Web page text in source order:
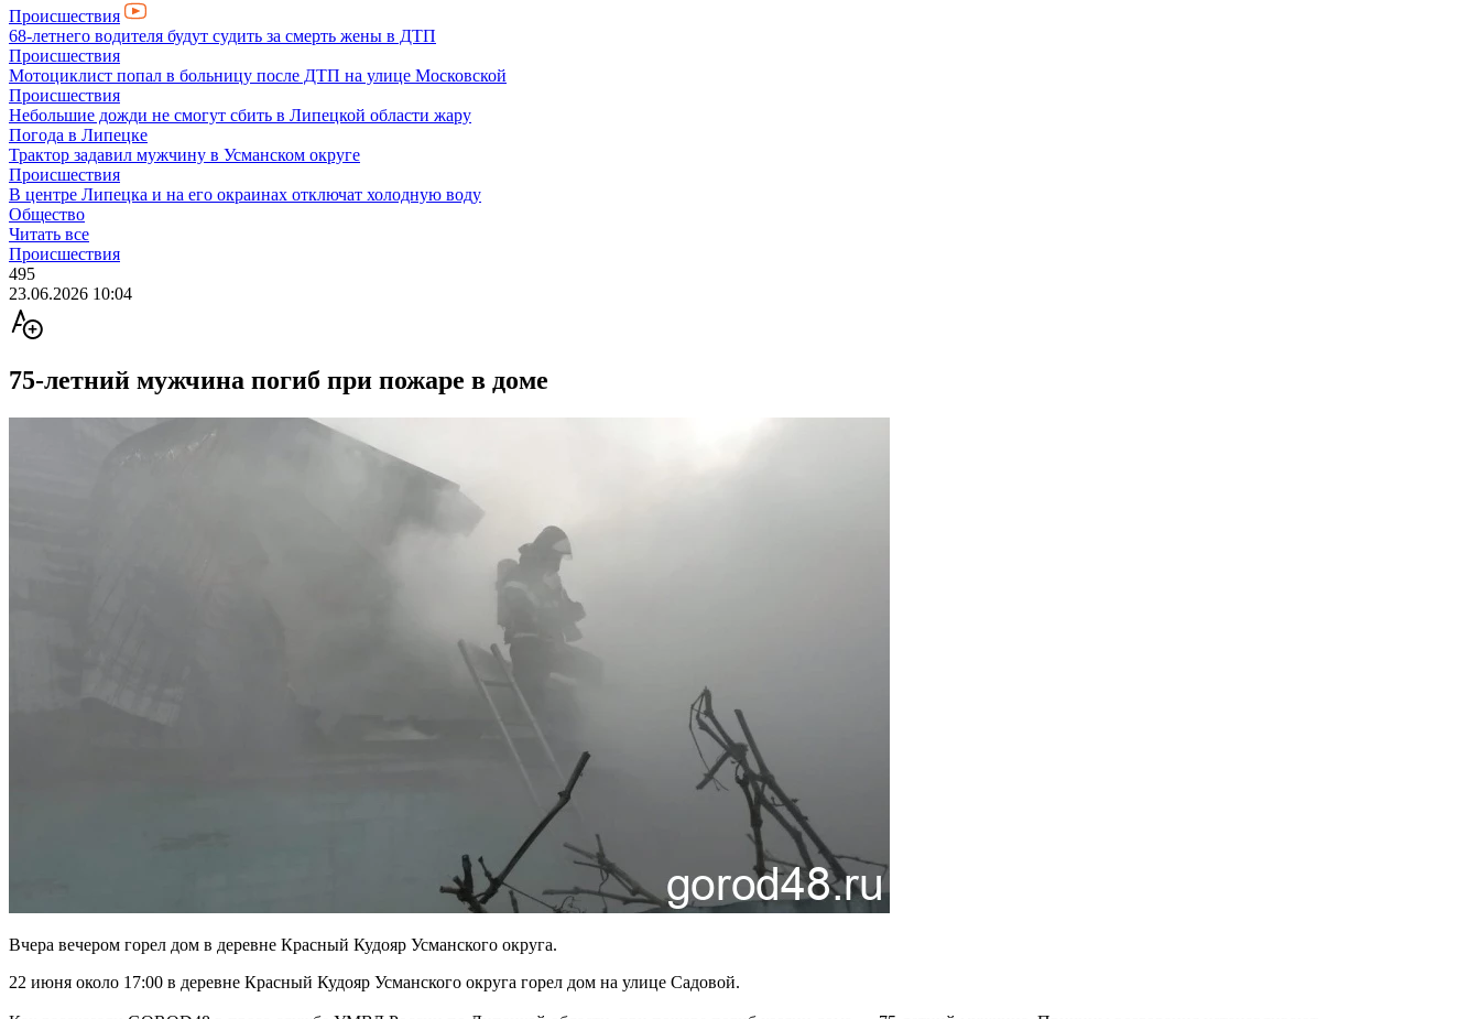
Происшествия
68-летнего водителя будут судить за смерть жены в ДТП
Происшествия
Мотоциклист попал в больницу после ДТП на улице Московской
Происшествия
Небольшие дожди не смогут сбить в Липецкой области жару
Погода в Липецке
Трактор задавил мужчину в Усманском округе
Происшествия
В центре Липецка и на его окраинах отключат холодную воду
Общество
Читать все
Происшествия
495
23.06.2026 10:04
75-летний мужчина погиб при пожаре в доме
Вчера вечером горел дом в деревне Красный Кудояр Усманского округа.
22 июня около 17:00 в деревне Красный Кудояр Усманского округа горел дом на улице Садовой.